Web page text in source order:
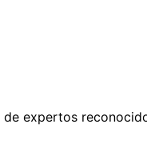
expertos